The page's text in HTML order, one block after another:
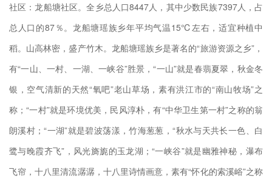
社区：龙船塘社区。全乡总人口8447人，其中少数民族7397人，占
总人口的87％。龙船塘瑶族乡年平均气温15℃左右，适宜种植中
稻。山高林密，盛产竹木。龙船塘瑶族乡是著名的“旅游资源之乡”，
有“一山、一村、一湖、一峡谷”胜景，“一山”就是春翡夏翠，秋金冬
银，空气清新的天然“氧吧”老山草场，素有洪江市的“南山牧场”之
称；“一村”就是环境优美，民风淳朴，有“中华卫生第一村”之称的翁
朗溪村；“一湖”就是碧波荡漾，竹海葱葱，“秋水与天共长一色、白
鹭与晚霞齐飞”，风光旖旎的玉龙湖；“一峡谷”就是幽雅神秘，瀑布
飞帘，十八里清流潺潺，十八里诗情画意，素有“怀化的索溪峪”之称